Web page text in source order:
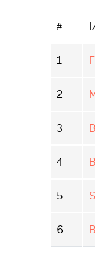
#
1
2
3
4
5
6